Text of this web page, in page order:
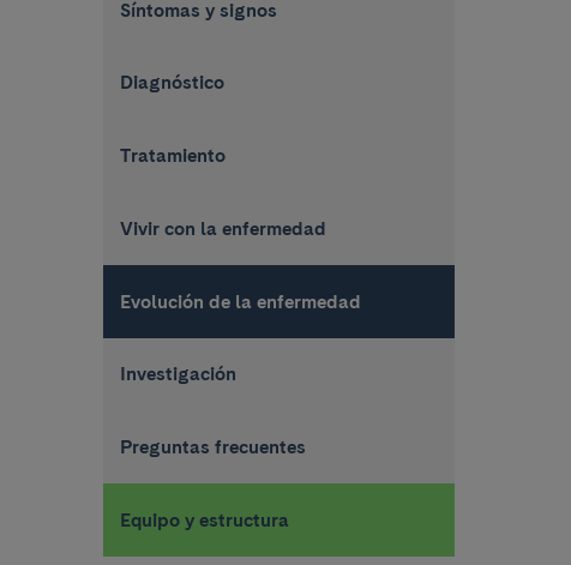
Síntomas y signos
Diagnóstico
Tratamiento
Vivir con la enfermedad
Evolución de la enfermedad
Investigación
Preguntas frecuentes
Equipo y estructura